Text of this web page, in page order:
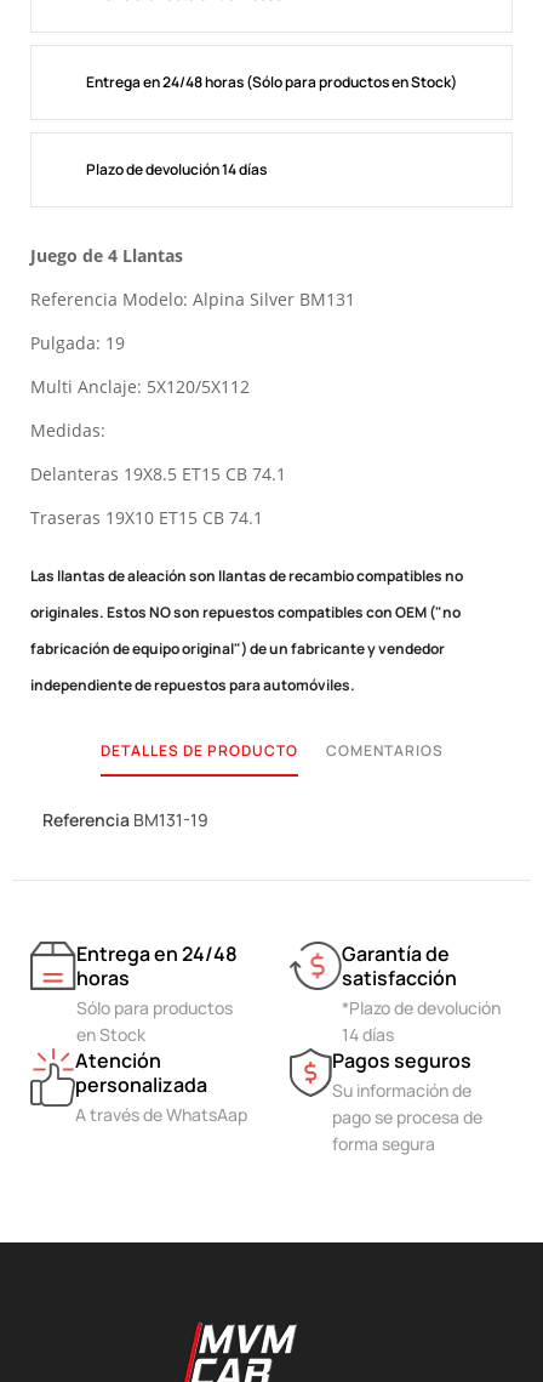
Entrega en 24/48 horas (Sólo para productos en Stock)
Plazo de devolución 14 días
Juego de 4 Llantas
Referencia Modelo: Alpina Silver BM131
Pulgada: 19
Multi Anclaje: 5X120/5X112
Medidas:
Delanteras 19X8.5 ET15 CB 74.1
Traseras 19X10 ET15 CB 74.1
Las llantas de aleación son llantas de recambio compatibles no
originales.Estos NO son repuestos compatibles con OEM ("no
fabricación de equipo original") de un fabricante y vendedor
independiente de repuestos para automóviles.
DETALLES DE PRODUCTO COMENTARIOS
Referencia BM131-19
Entrega en 24/48
horas
Sólo para productos
en Stock
Garantía de
satisfacción
*Plazo de devolución
14 días
Atención
personalizada
A través de WhatsAap
Pagos seguros
Su información de
pago se procesa de
forma segura